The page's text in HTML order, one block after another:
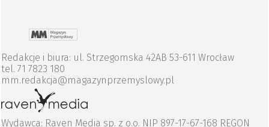
Redakcje i biura: ul. Strzegomska 42AB 53-611 Wrocław
tel. 71 7823 180
mm.redakcja@magazynprzemyslowy.pl
Wydawca: Raven Media sp. z o.o. NIP 897-17-67-168 REGON